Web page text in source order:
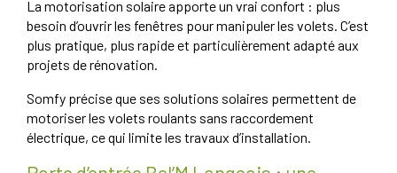
La motorisation solaire apporte un vrai confort : plus
besoin d’ouvrir les fenêtres pour manipuler les volets. C’est
plus pratique, plus rapide et particulièrement adapté aux
projets de rénovation.
Somfy précise que ses solutions solaires permettent de
motoriser les volets roulants sans raccordement
électrique, ce qui limite les travaux d’installation.